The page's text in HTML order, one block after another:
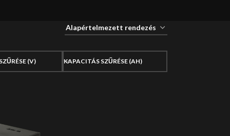
(V) KAPACITÁS SZŰRÉSE (AH)